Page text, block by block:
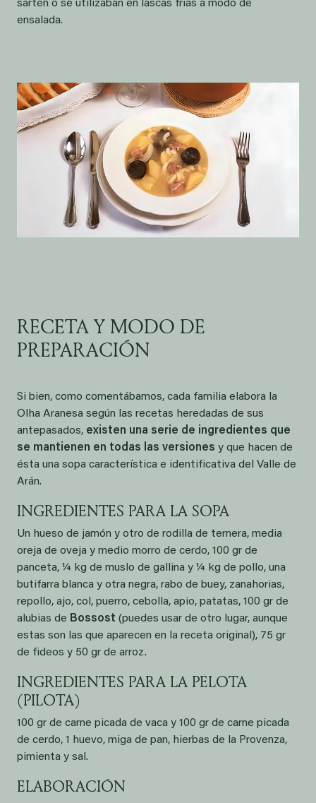
sartén o se utilizaban en lascas frías a modo de
ensalada.
RECETA Y MODO DE
PREPARACIÓN
Si bien, como comentábamos, cada familia elabora la
Olha Aranesa según las recetas heredadas de sus
antepasados, existen una serie de ingredientes que
se mantienen en todas las versiones y que hacen de
ésta una sopa característica e identificativa del Valle de
Arán.
INGREDIENTES PARA LA SOPA
Un hueso de jamón y otro de rodilla de ternera, media
oreja de oveja y medio morro de cerdo, 100 gr de
panceta, ¼ kg de muslo de gallina y ¼ kg de pollo, una
butifarra blanca y otra negra, rabo de buey, zanahorias,
repollo, ajo, col, puerro, cebolla, apio, patatas, 100 gr de
alubias de Bossost (puedes usar de otro lugar, aunque
estas son las que aparecen en la receta original), 75 gr
de fideos y 50 gr de arroz.
INGREDIENTES PARA LA PELOTA
(PILOTA)
100 gr de carne picada de vaca y 100 gr de carne picada
de cerdo, 1 huevo, miga de pan, hierbas de la Provenza,
pimienta y sal.
ELABORACIÓN